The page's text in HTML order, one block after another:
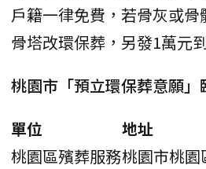
戶籍一律免費，若骨灰或
骨塔改環保葬，另發1萬元
桃園市「預立環保葬意願」
單位
地址
桃園區殯葬服務桃園市桃園